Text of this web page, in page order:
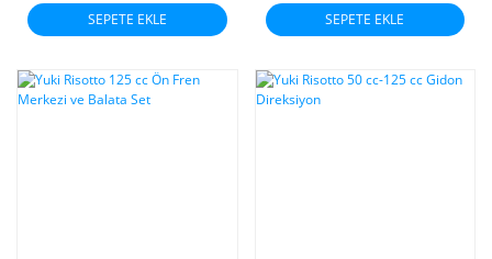
SEPETE EKLE
SEPETE EKLE